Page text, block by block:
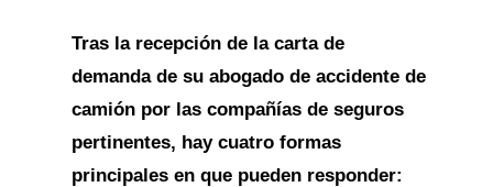
Tras la recepción de la carta de
demanda de su abogado de accidente de
camión por las compañías de seguros
pertinentes, hay cuatro formas
principales en que pueden responder: